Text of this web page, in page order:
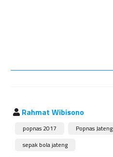
Rahmat Wibisono
popnas 2017 Popnas Jateng
sepak bola jateng